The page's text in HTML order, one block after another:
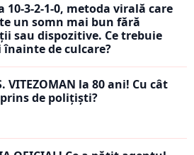
10-3-2-1-0, metoda virală care
un somn mai bun fără
sau dispozitive. Ce trebuie
înainte de culcare?
VITEZOMAN la 80 ani! Cu cât
de polițiști?